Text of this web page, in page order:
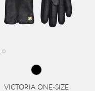
VICTORIA ONE-SIZE